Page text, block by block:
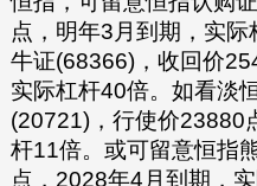
点，明年3月到期，实
牛证(68366)，收回价
实际杠杆40倍。如看淡
(20721)，行使价23880
杆11倍。或可留意恒指
点，2028年4月到期，实